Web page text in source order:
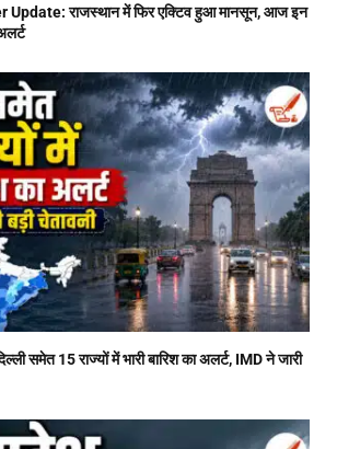
राजस्थान में फिर एक्टिव हुआ मानसून, आज इन
समेत 15 राज्यों में भारी बारिश का अलर्ट, IMD ने जारी